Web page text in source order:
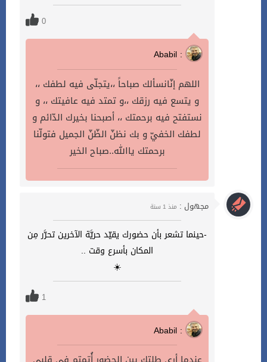
0
Ababil :
اللهم إنّانسألك صباحاً ،،يتجلّى فيه لطفك ،،
و يتسع فيه رزقك ،،و تمتد فيه عافيتك ،، و
نستفتح فيه برحمتك ،، أصبحنا بخيرك الدّائم و
لطفك الخفيّ و بك نظنّ الظّنّ الجميل فتولّنا
برحمتك ياالله..صباح الخير
مجهول : منذ 1 سنة
-حينما تشعر بأن حضورك يقيّد حريَّة الآخرين تحرَّر مِن
المكان بأسرع وقت ..
☀️
1
Ababil :